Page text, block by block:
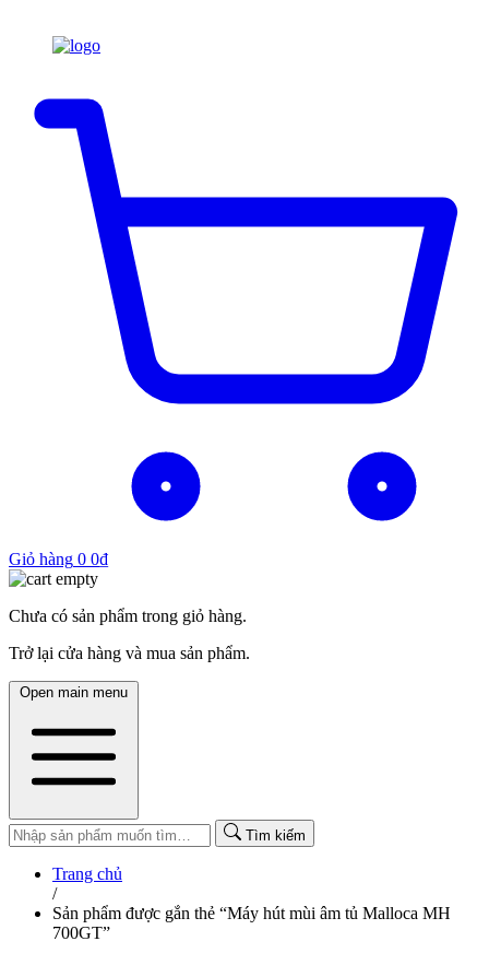
Giỏ hàng 0 0₫
Chưa có sản phẩm trong giỏ hàng.
Trở lại cửa hàng và mua sản phẩm.
Open main menu
Tìm kiếm
Trang chủ
/
Sản phẩm được gắn thẻ “Máy hút mùi âm tủ Malloca MH
700GT”